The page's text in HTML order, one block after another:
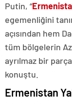
Putin, “
egemenliğini
açısından hem
tüm bölgelerin
ayrılmaz bir
konuştu.
Ermenistan